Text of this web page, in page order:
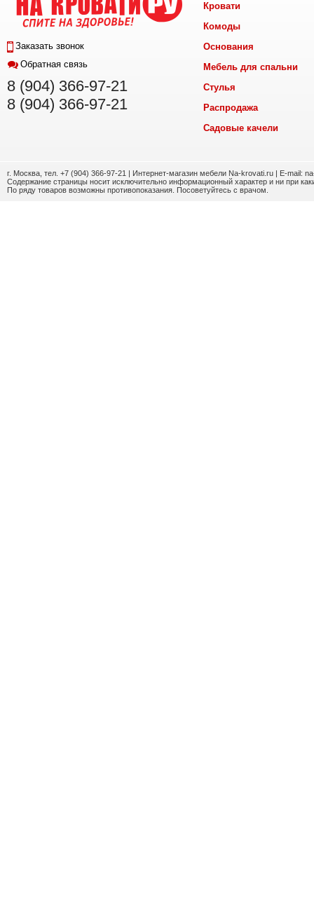
Заказать звонок
Обратная связь
8 (904) 366-97-21
8 (904) 366-97-21
Кровати
Комоды
Основания
Мебель для спальни
Стулья
Распродажа
Садовые качели
г. Москва, тел. +7 (904) 366-97-21 | Интернет-магазин мебели Na-krovati.ru | E-mail:
Содержание страницы носит исключительно информационный характер и ни при
По ряду товаров возможны противопоказания. Посоветуйтесь с врачом.